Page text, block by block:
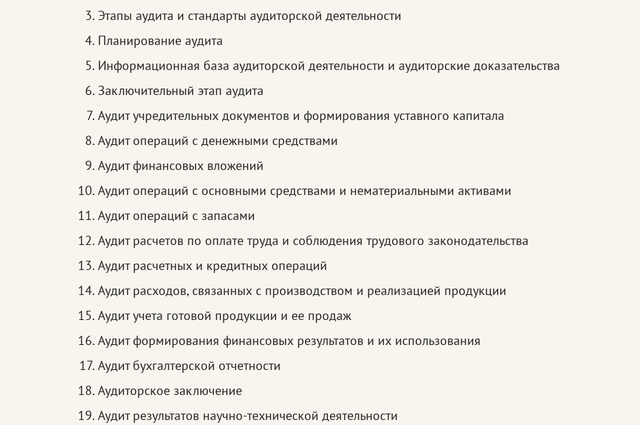
Этапы аудита и стандарты аудиторской деятельности
Планирование аудита
Информационная база аудиторской деятельности и аудиторские доказательства
Заключительный этап аудита
Аудит учредительных документов и формирования уставного капитала
Аудит операций с денежными средствами
Аудит финансовых вложений
Аудит операций с основными средствами и нематериальными активами
Аудит операций с запасами
Аудит расчетов по оплате труда и соблюдения трудового законодательства
Аудит расчетных и кредитных операций
Аудит расходов, связанных с производством и реализацией продукции
Аудит учета готовой продукции и ее продаж
Аудит формирования финансовых результатов и их использования
Аудит бухгалтерской отчетности
Аудиторское заключение
Аудит результатов научно-технической деятельности